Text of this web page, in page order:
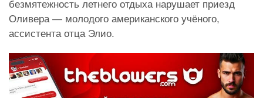
безмятежность летнего отдыха нарушает приезд
Оливера — молодого американского учёного,
ассистента отца Элио.